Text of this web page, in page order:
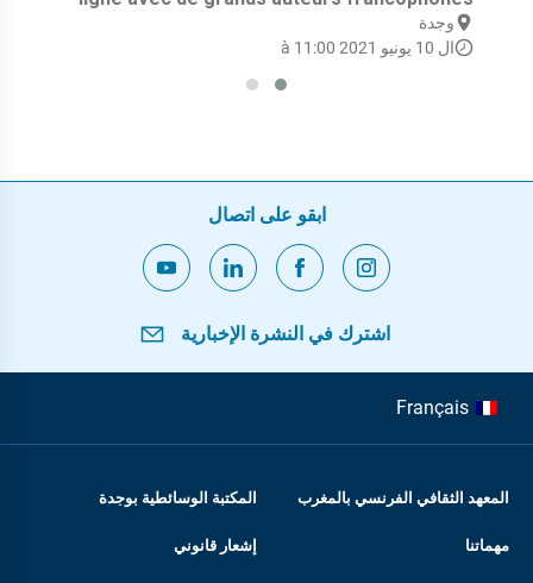
وجدة
ال 10 يونيو 2021 à 11:00
ابقو على اتصال
اشترك في النشرة الإخبارية
Français
المعهد الثقافي الفرنسي بالمغرب المكتبة الوسائطية بوجدة
مهماتنا إشعار قانوني